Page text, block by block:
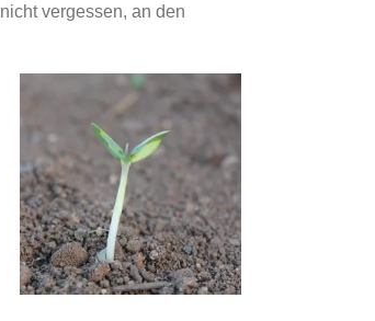
vergessen, an den